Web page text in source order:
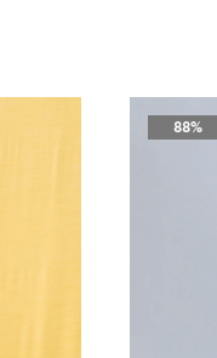
88%